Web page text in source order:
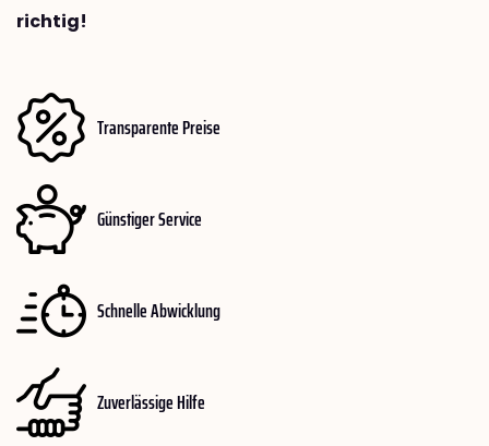
richtig!
Transparente Preise
Günstiger Service
Schnelle Abwicklung
Zuverlässige Hilfe